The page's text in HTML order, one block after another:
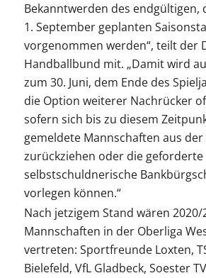
Bekanntwerden des endgültigen,
1. September geplanten
vorgenommen werden“, teilt der
Handballbund mit. „Damit wird
zum 30. Juni, dem Ende des
die Option weiterer Nachrücker
sofern sich bis zu diesem
gemeldete Mannschaften aus der
zurückziehen oder die geforderte
selbstschuldnerische
vorlegen können.“
Nach jetzigem Stand wären
Mannschaften in der Oberliga
vertreten: Sportfreunde Loxten,
Bielefeld, VfL Gladbeck, Soester